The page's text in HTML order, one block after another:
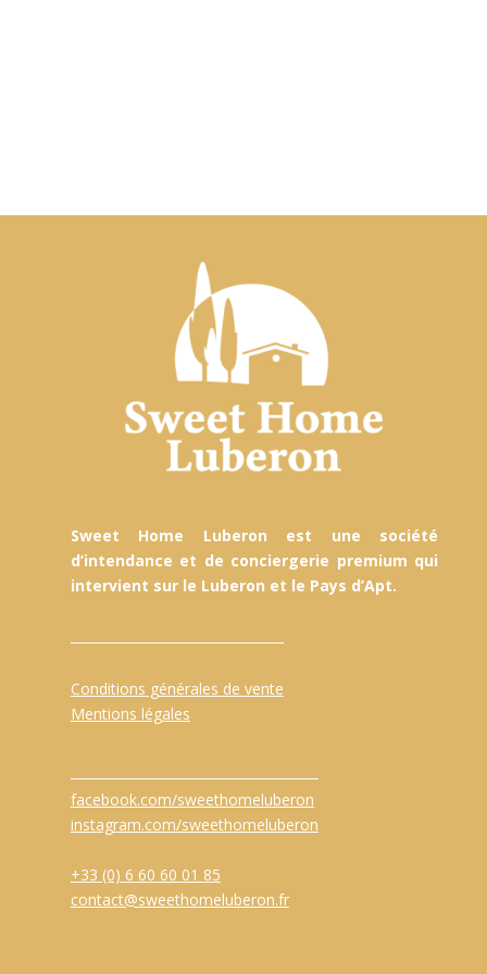
Sweet Home Luberon est une société
d’intendance et de conciergerie premium qui
intervient sur le Luberon et le Pays d’Apt.
Conditions générales de vente
Mentions légales
facebook.com/sweethomeluberon
instagram.com/sweethomeluberon
+33 (0) 6 60 60 01 85
contact@sweethomeluberon.fr